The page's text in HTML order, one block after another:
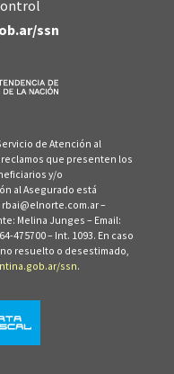
ssn
de Atención al
que presenten los
y/o
al Asegurado está
–
Melina Junges – Email:
475700 – Int. 1093. En caso
resuelto o desestimado,
ssn.